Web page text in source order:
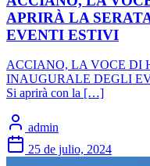
APRIRÀ LA
EVENTI ESTIVI
ACCIANO, LA VOCE DI
INAUGURALE DEGLI
Si aprirà con la […]
admin
25 de julio, 2024